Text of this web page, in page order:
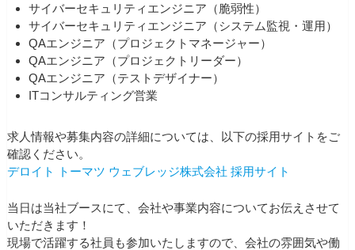
サイバーセキュリティエンジニア（脆弱性）
サイバーセキュリティエンジニア（システム監視・運用）
QAエンジニア（プロジェクトマネージャー）
QAエンジニア（プロジェクトリーダー）
QAエンジニア（テストデザイナー）
ITコンサルティング営業
求人情報や募集内容の詳細については、以下の採用サイトをご
確認ください。
デロイト トーマツ ウェブレッジ株式会社 採用サイト
当日は当社ブースにて、会社や事業内容についてお伝えさせて
いただきます！
現場で活躍する社員も参加いたしますので、会社の雰囲気や働